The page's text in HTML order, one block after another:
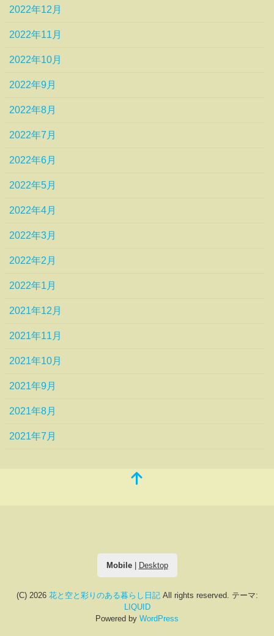
2022年12月
2022年11月
2022年10月
2022年9月
2022年8月
2022年7月
2022年6月
2022年5月
2022年4月
2022年3月
2022年2月
2022年1月
2021年12月
2021年11月
2021年10月
2021年9月
2021年8月
2021年7月
Mobile| Desktop
(C) 2026 花と空と彩りのある暮らし日記All rights reserved. テーマ:
LIQUID
Powered by WordPress